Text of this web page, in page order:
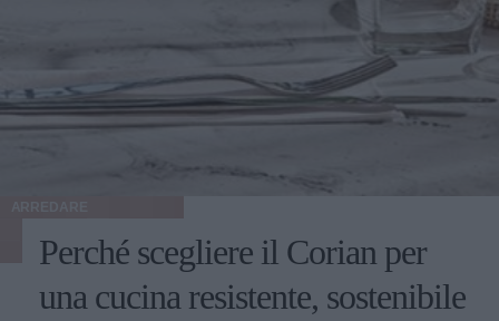
Perché scegliere il Corian per
una cucina resistente, sostenibile